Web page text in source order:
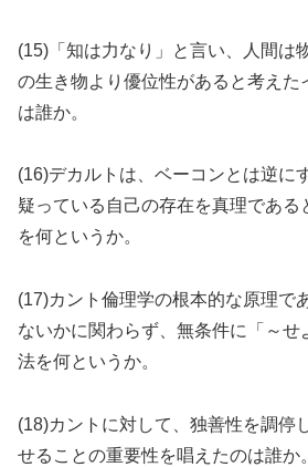
(15)「知は力なり」と言い、人間は
の生き物より優位性があると考えた
は誰か。
(16)デカルトは、ベーコンとは逆に
疑っている自己の存在を真理である
を何というか。
(17)カント倫理学の根本的な原理で
ないかに関わらず、無条件に「～せ
法を何というか。
(18)カントに対して、独善性を調停
せることの重要性を唱えたのは誰か。